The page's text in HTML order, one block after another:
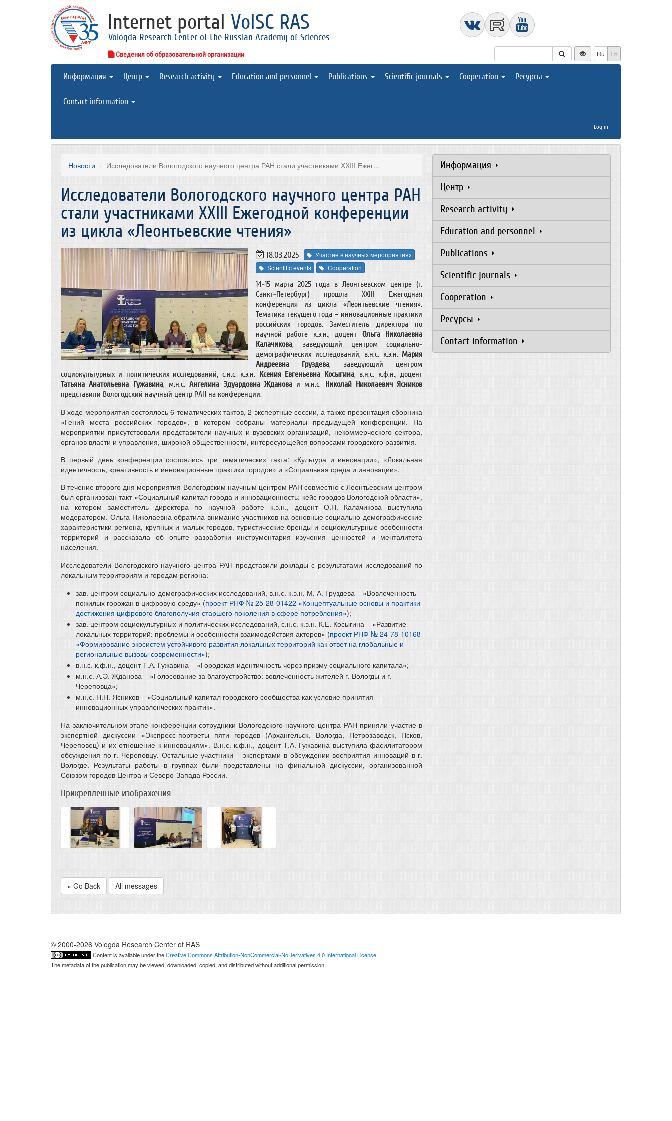
Internet portal VolSC RAS
Vologda Research Center of the Russian Academy of Sciences
Сведения об образовательной организации Ru En
Информация Центр Research activity Education and personnel Publications Scientific journals Cooperation Ресурсы
Contact information
Log in
Новости Исследователи Вологодского научного центра РАН стали участниками XXIII Ежег...
Исследователи Вологодского научного центра РАН
стали участниками XXIII Ежегодной конференции
из цикла «Леонтьевские чтения»
18.03.2025
Участие в научных мероприятиях
Scientific events
Cooperation
14-15 марта 2025 года в Леонтьевском центре (г.
Санкт-Петербург) прошла XXIII Ежегодная
конференция из цикла «Леонтьевские чтения».
Тематика текущего года – инновационные практики
российских городов. Заместитель директора по
научной работе к.э.н., доцент Ольга Николаевна
Калачикова, заведующий центром социально-
демографических исследований, в.н.с. к.э.н.Мария
Андреевна Груздева, заведующий центром
социокультурных и политических исследований, с.н.с. к.э.н. Ксения Евгеньевна Косыгина, в.н.с. к.ф.н., доцент
Татьяна Анатольевна Гужавина, м.н.с.Ангелина Эдуардовна Ждановаи м.н.с. Николай Николаевич Ясников
представили Вологодский научный центр РАН на конференции.
В ходе мероприятия состоялось 6 тематических тактов, 2 экспертные сессии, а также презентация сборника
«Гений места российских городов», в котором собраны материалы предыдущей конференции. На
мероприятии присутствовали представители научных и вузовских организаций, некоммерческого сектора,
органов власти и управления, широкой общественности, интересующейся вопросами городского развития.
В первый день конференции состоялись три тематических такта: «Культура и инновации», «Локальная
идентичность, креативность и инновационные практики городов» и «Социальная среда и инновации».
В течение второго дня мероприятия Вологодским научным центром РАН совместно с Леонтьевским центром
был организован такт «Социальный капитал города и инновационность: кейс городов Вологодской области»,
на котором заместитель директора по научной работе к.э.н., доцент О.Н. Калачикова выступила
модератором. Ольга Николаевна обратила внимание участников на основные социально-демографические
характеристики региона, крупных и малых городов, туристические бренды и социокультурные особенности
территорий и рассказала об опыте разработки инструментария изучения ценностей и менталитета
населения.
Исследователи Вологодского научного центра РАН представили доклады с результатами исследований по
локальным территориям и городам региона:
зав. центром социально-демографических исследований, в.н.с. к.э.н. М. А. Груздева – «Вовлеченность
пожилых горожан в цифровую среду» (проект РНФ № 25-28-01422 «Концептуальные основы и практики
достижения цифрового благополучия старшего поколения в сфере потребления»);
зав. центром социокультурных и политических исследований, с.н.с. к.э.н. К.Е. Косыгина – «Развитие
локальных территорий: проблемы и особенности взаимодействия акторов» (проект РНФ № 24-78-10168
«Формирование экосистем устойчивого развития локальных территорий как ответ на глобальные и
региональные вызовы современности»);
в.н.с. к.ф.н., доцент Т.А. Гужавина – «Городская идентичность через призму социального капитала»;
м.н.с. А.Э. Жданова – «Голосование за благоустройство: вовлеченность жителей г. Вологды и г.
Череповца»;
м.н.с. Н.Н. Ясников – «Социальный капитал городского сообщества как условие принятия
инновационных управленческих практик».
На заключительном этапе конференции сотрудники Вологодского научного центра РАН приняли участие в
экспертной дискуссии «Экспресс-портреты пяти городов (Архангельск, Вологда, Петрозаводск, Псков,
Череповец) и их отношение к инновациям». В.н.с. к.ф.н., доцент Т.А. Гужавина выступила фасилитатором
обсуждения по г. Череповцу. Остальные участники – экспертами в обсуждении восприятия инноваций в г.
Вологде. Результаты работы в группах были представлены на финальной дискуссии, организованной
Союзом городов Центра и Северо-Запада России.
Прикрепленные изображения
« Go Back All messages
Информация
Центр
Research activity
Education and personnel
Publications
Scientific journals
Cooperation
Ресурсы
Contact information
© 2000-2026 Vologda Research Center of RAS
Content is available under theCreative Commons Attribution-NonCommercial-NoDerivatives 4.0 International License
The metadata of the publication may be viewed, downloaded, copied, and distributed without additional permission